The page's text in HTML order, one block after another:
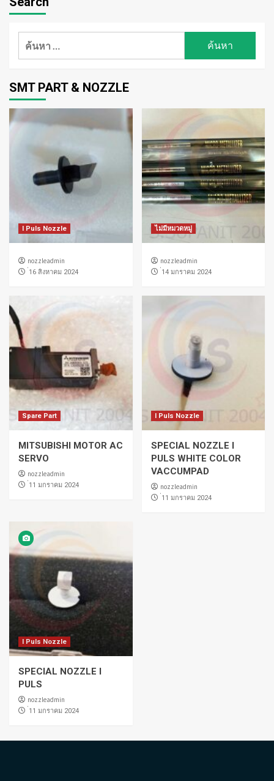
ค้นหา
SMT PART & NOZZLE
I Puls Nozzle
nozzleadmin
่16 สิงหาคม 2024
ไม่มีหมวดหมู่
nozzleadmin
่14 มกราคม 2024
Spare Part
MITSUBISHI MOTOR AC
SERVO
nozzleadmin
่11 มกราคม 2024
I Puls Nozzle
SPECIAL NOZZLE I
PULS WHITE COLOR
VACCUMPAD
nozzleadmin
่11 มกราคม 2024
I Puls Nozzle
SPECIAL NOZZLE I
PULS
nozzleadmin
่11 มกราคม 2024